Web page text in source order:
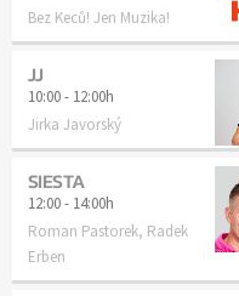
Bez Keců! Jen Muzika!
JJ
10:00- 12:00h
Jirka Javorský
SIESTA
12:00- 14:00h
Roman Pastorek, Radek
Erben